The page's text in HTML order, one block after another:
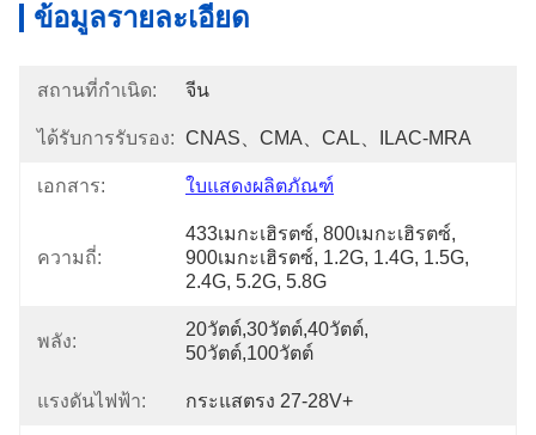
ข้อมูลรายละเอียด
สถานที่กำเนิด: จีน
ได้รับการรับรอง: CNAS、CMA、CAL、ILAC-MRA
เอกสาร: ใบแสดงผลิตภัณฑ์
ความถี่:
433เมกะเฮิรตซ์, 800เมกะเฮิรตซ์,
900เมกะเฮิรตซ์, 1.2G, 1.4G, 1.5G,
2.4G, 5.2G, 5.8G
พลัง:
20วัตต์,30วัตต์,40วัตต์,
50วัตต์,100วัตต์
แรงดันไฟฟ้า: กระแสตรง 27-28V+